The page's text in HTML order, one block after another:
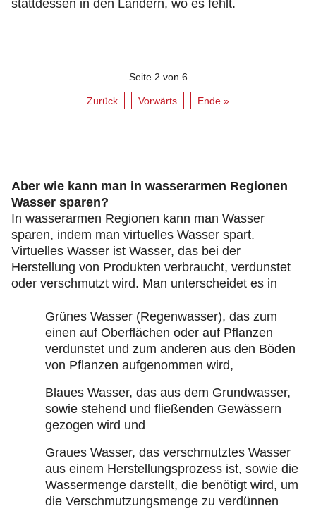
stattdessen in den Ländern, wo es fehlt.
Seite 2 von 6
Zurück Vorwärts Ende »
Aber wie kann man in wasserarmen Regionen
Wasser sparen?
In wasserarmen Regionen kann man Wasser
sparen, indem man virtuelles Wasser spart.
Virtuelles Wasser ist Wasser, das bei der
Herstellung von Produkten verbraucht, verdunstet
oder verschmutzt wird. Man unterscheidet es in
Grünes Wasser (Regenwasser), das zum
einen auf Oberflächen oder auf Pflanzen
verdunstet und zum anderen aus den Böden
von Pflanzen aufgenommen wird,
Blaues Wasser, das aus dem Grundwasser,
sowie stehend und fließenden Gewässern
gezogen wird und
Graues Wasser, das verschmutztes Wasser
aus einem Herstellungsprozess ist, sowie die
Wassermenge darstellt, die benötigt wird, um
die Verschmutzungsmenge zu verdünnen